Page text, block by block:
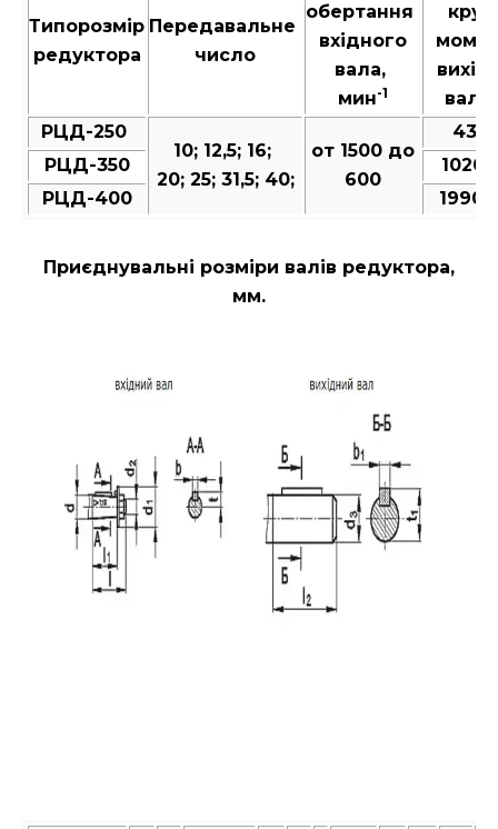
Типорозмір
редуктора
Передавальне
число
обертання
вхідного
вала,
мин-1
РЦД-250
10; 12,5; 16;
20; 25; 31,5; 40;
от 1500 до
600
431-
РЦД-350
1020-
РЦД-400
1990-
Приєднувальні розміри валів редуктора,
мм.